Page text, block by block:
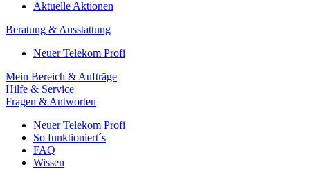
Aktuelle Aktionen
Beratung & Ausstattung
Neuer Telekom Profi
Mein Bereich & Aufträge
Hilfe & Service
Fragen & Antworten
Neuer Telekom Profi
So funktioniert´s
FAQ
Wissen